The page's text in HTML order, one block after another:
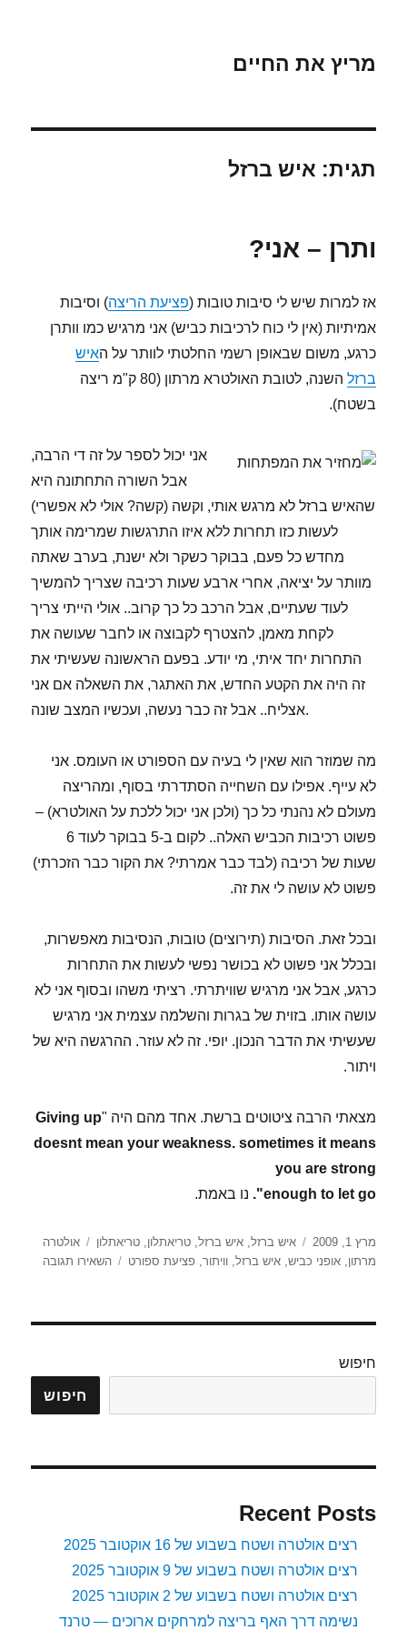
מריץ את החיים
תגית: איש ברזל
ותרן – אני?
אז למרות שיש לי סיבות טובות (פציעת הריצה) וסיבות
אמיתיות (אין לי כוח לרכיבות כביש) אני מרגיש כמו וותרן
כרגע, משום שבאופן רשמי החלטתי לוותר על האיש
ברזל
השנה, לטובת האולטרא מרתון (80 ק"מ ריצה
בשטח).
אני יכול לספר על זה די הרבה,
אבל השורה התחתונה היא
שהאיש ברזל לא מרגש אותי, וקשה (קשה? אולי לא אפשרי)
לעשות כזו תחרות ללא איזו התרגשות שמרימה אותך
מחדש כל פעם, בבוקר כשקר ולא ישנת, בערב שאתה
מוותר על יציאה, אחרי ארבע שעות רכיבה שצריך להמשיך
לעוד שעתיים, אבל הרכב כל כך קרוב.. אולי הייתי צריך
לקחת מאמן, להצטרף לקבוצה או לחבר שעושה את
התחרות יחד איתי, מי יודע. בפעם הראשונה שעשיתי את
זה היה את הקטע החדש, את האתגר, את השאלה אם אני
אצליח.. אבל זה כבר נעשה, ועכשיו המצב שונה.
מה שמוזר הוא שאין לי בעיה עם הספורט או העומס. אני
לא עייף. אפילו עם השחייה הסתדרתי בסוף, ומהריצה
מעולם לא נהנתי כל כך (ולכן אני יכול ללכת על האולטרא) –
פשוט רכיבות הכביש האלה.. לקום ב-5 בבוקר לעוד 6
שעות של רכיבה (לבד כבר אמרתי? את הקור כבר הזכרתי)
פשוט לא עושה לי את זה.
ובכל זאת. הסיבות (תירוצים) טובות, הנסיבות מאפשרות,
ובכלל אני פשוט לא בכושר נפשי לעשות את התחרות
כרגע, אבל אני מרגיש שוויתרתי. רציתי משהו ובסוף אני לא
עושה אותו. בזוית של בגרות והשלמה עצמית אני מרגיש
שעשיתי את הדבר הנכון. יופי. זה לא עוזר. ההרגשה היא של
ויתור.
מצאתי הרבה ציטוטים ברשת. אחד מהם היה "Giving up
doesnt mean your weakness. sometimes it means
you are strong
enough to let go".
נו באמת.
פורסם
בתאריך
מרץ 1, 2009 קטגוריות
איש ברזל,איש ברזל,טריאתלון,טריאתלון תגיות
אולטרה
מרתון,אופני כביש,איש ברזל,וויתור,פציעת ספורט השאירו תגובה
חיפוש
חיפוש
Recent Posts
רצים אולטרה ושטח בשבוע של 16 אוקטובר 2025
רצים אולטרה ושטח בשבוע של 9 אוקטובר 2025
רצים אולטרה ושטח בשבוע של 2 אוקטובר 2025
נשימה דרך האף בריצה למרחקים ארוכים — טרנד